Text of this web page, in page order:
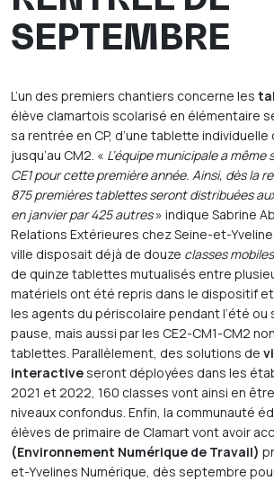
SEPTEMBRE
L’un des premiers chantiers concerne les
élève clamartois scolarisé en élémentaire
sa rentrée en CP, d’une tablette individuelle
jusqu’au CM2. « L’équipe municipale a
CE1 pour cette première année. Ainsi, dès la
875 premières tablettes seront distribuées
en janvier par 425 autres» indique Sabrine
Relations Extérieures chez Seine-et-
ville disposait déjà de douze classes mobiles
de quinze tablettes mutualisés entre
matériels ont été repris dans le dispositif
les agents du périscolaire pendant l’été ou
pause, mais aussi par les CE2-CM1-CM2
tablettes. Parallèlement, des solutions de
interactiveseront déployées dans les
2021 et 2022, 160 classes vont ainsi en
niveaux confondus. Enfin, la communauté
élèves de primaire de Clamart vont avoir
(Environnement Numérique de Travail)
et-Yvelines Numérique, dès septembre